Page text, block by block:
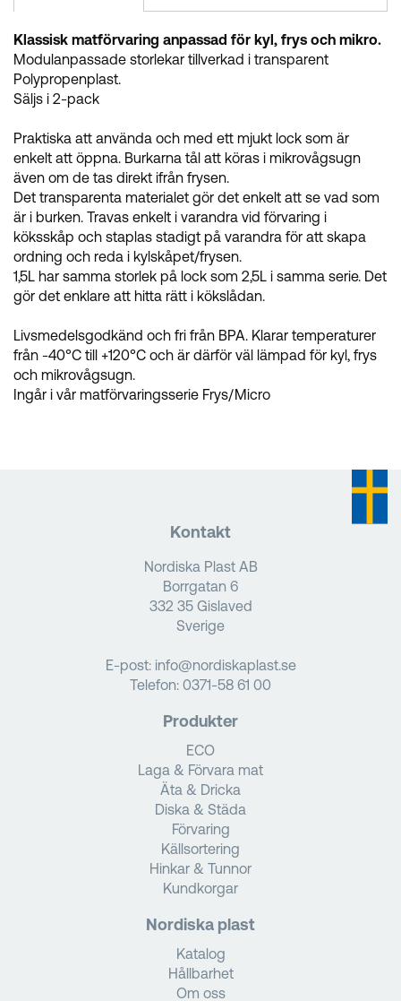
Klassisk matförvaring anpassad för kyl, frys och mikro.
Modulanpassade storlekar tillverkad i transparent
Polypropenplast.
Säljs i 2-pack
Praktiska att använda och med ett mjukt lock som är
enkelt att öppna. Burkarna tål att köras i mikrovågsugn
även om de tas direkt ifrån frysen.
Det transparenta materialet gör det enkelt att se vad som
är i burken. Travas enkelt i varandra vid förvaring i
köksskåp och staplas stadigt på varandra för att skapa
ordning och reda i kylskåpet/frysen.
1,5L har samma storlek på lock som 2,5L i samma serie. Det
gör det enklare att hitta rätt i kökslådan.
Livsmedelsgodkänd och fri från BPA. Klarar temperaturer
från -40°C till +120°C och är därför väl lämpad för kyl, frys
och mikrovågsugn.
Ingår i vår matförvaringsserie Frys/Micro
Kontakt
Nordiska Plast AB
Borrgatan 6
332 35 Gislaved
Sverige
E-post: info@nordiskaplast.se
Telefon: 0371-58 61 00
Produkter
ECO
Laga & Förvara mat
Äta & Dricka
Diska & Städa
Förvaring
Källsortering
Hinkar & Tunnor
Kundkorgar
Nordiska plast
Katalog
Hållbarhet
Om oss